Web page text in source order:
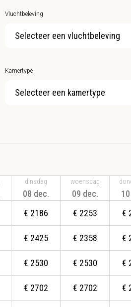
Vluchtbeleving
Selecteer een vluchtbeleving
Kamertype
Selecteer een kamertype
dinsdag
08 dec.
€ 2186
€ 2425
€ 2530
€ 2702
woensdag
09 dec.
€ 2253
€ 2358
€ 2530
€ 2702
€
€
€
€